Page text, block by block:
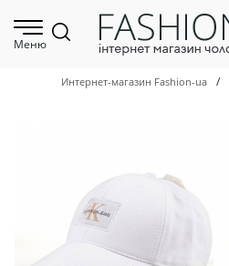
Меню
Интернет-магазин Fashion-ua /